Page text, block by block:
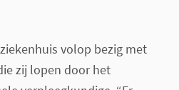
volop bezig met
zij lopen door het